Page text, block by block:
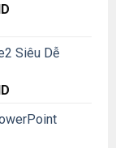
2,800,000VND.
Siêu Dễ
is: